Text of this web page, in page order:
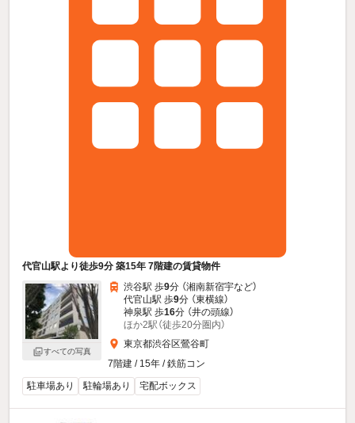
代官山駅より徒歩9分 築15年 7階建の賃貸物件
すべての写真
渋谷駅 歩9分 （湘南新宿宇など）
代官山駅 歩9分 （東横線）
神泉駅 歩16分 （井の頭線）
ほか2駅（徒歩20分圏内）
東京都渋谷区鶯谷町
7階建 / 15年 / 鉄筋コン
駐車場あり
駐輪場あり 宅配ボックス